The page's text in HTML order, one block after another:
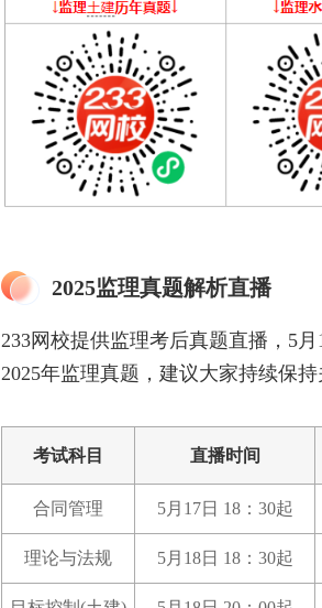
2025监理真题解析直播
233网校提供监理考后真题直播，5
2025年监理真题，建议大家持续保持
考试科目 直播时间
合同管理 5月17日 18：30起
理论与法规 5月18日 18：30起